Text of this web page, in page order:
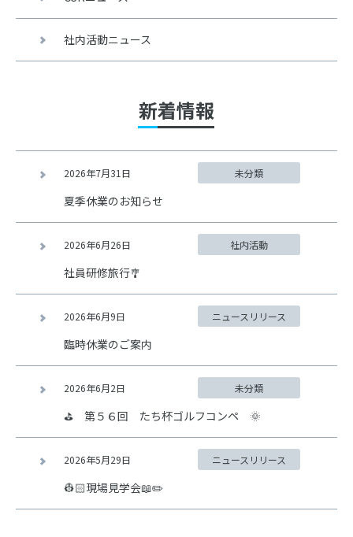
社内活動ニュース
新着情報
2026年7月31日 未分類
夏季休業のお知らせ
2026年6月26日 社内活動
社員研修旅行🎐
2026年6月9日 ニュースリリース
臨時休業のご案内
2026年6月2日 未分類
⛳ 第５６回 たち杯ゴルフコンペ 🌞
2026年5月29日 ニュースリリース
👷🏻現場見学会📖✏️